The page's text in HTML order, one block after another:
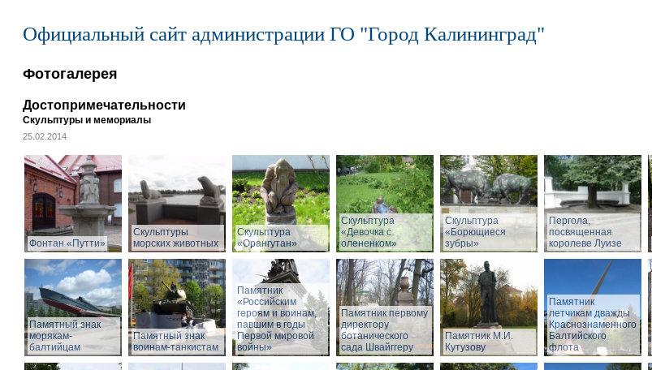
Официальный сайт администрации ГО "Город Калининград"
Фотогалерея
Достопримечательности
Скульптуры и мемориалы
25.02.2014
Фонтан «Путти»
Скульптуры
морских животных
Скульптура
«Орангутан»
Скульптура
«Девочка с
олененком»
Скульптура
«Борющиеся
зубры»
Пергола,
посвященная
королеве Луизе
Памятный знак
морякам-
балтийцам
Памятный знак
воинам-танкистам
Памятник
«Российским
героям и воинам,
павшим в годы
Первой мировой
войны»
Памятник первому
директору
ботанического
сада Швайггеру
Памятник М.И.
Кутузову
Памятник
летчикам дважды
Краснознаменного
Балтийского
флота